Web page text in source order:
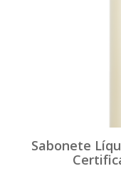
Sabonete